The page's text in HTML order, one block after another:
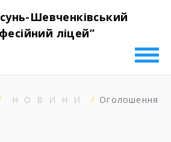
Шевченківський
ліцей”
НОВИНИ Оголошення